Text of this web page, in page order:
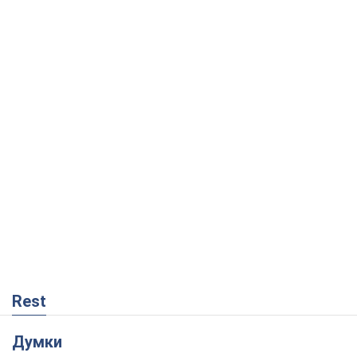
Rest
Думки